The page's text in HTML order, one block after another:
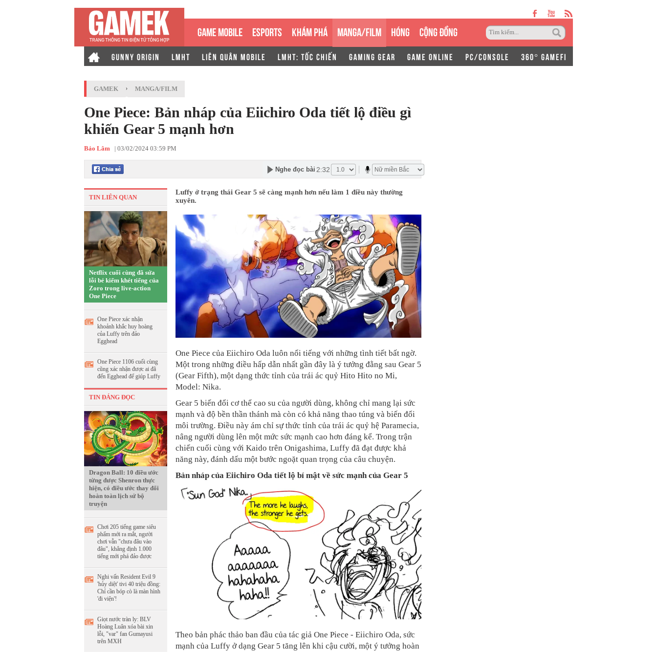
GAME MOBILE ESPORTS KHÁM PHÁ MANGA/FILM HÓNG CỘNG ĐỒNG
GUNNY ORIGIN LMHT LIÊN QUÂN MOBILE LMHT: TỐC CHIẾN GAMING GEAR GAME ONLINE PC/CONSOLE 360° GAMEFI
GAMEK › MANGA/FILM
One Piece: Bản nháp của Eiichiro Oda tiết lộ điều gì
khiến Gear 5 mạnh hơn
Bảo Lâm | 03/02/2024 03:59 PM
Nghe đọc bài 2:32
TIN LIÊN QUAN
Netflix cuối cùng đã sửa
lỗi bẻ kiếm khét tiếng của
Zoro trong live-action
One Piece
One Piece xác nhận
khoảnh khắc huy hoàng
của Luffy trên đảo
Egghead
One Piece 1106 cuối cùng
cũng xác nhận được ai đã
đến Egghead để giúp Luffy
TIN ĐÁNG ĐỌC
Dragon Ball: 10 điều ước
từng được Shenron thực
hiện, có điều ước thay đổi
hoàn toàn lịch sử bộ
truyện
Chơi 205 tiếng game siêu
phẩm mới ra mắt, người
chơi vẫn "chưa đâu vào
đâu", khẳng định 1.000
tiếng mới phá đảo được
Nghi vấn Resident Evil 9
'hủy diệt' tivi 40 triệu đồng:
Chỉ cần bóp cò là màn hình
'đi viện'!
Giọt nước tràn ly: BLV
Hoàng Luân xóa bài xin
lỗi, "var" fan Gumayusi
trên MXH
Luffy ở trạng thái Gear 5 sẽ càng mạnh hơn nếu làm 1 điều này thường
xuyên.
One Piece của Eiichiro Oda luôn nổi tiếng với những tình tiết bất ngờ.
Một trong những điều hấp dẫn nhất gần đây là ý tưởng đằng sau Gear 5
(Gear Fifth), một dạng thức tỉnh của trái ác quỷ Hito Hito no Mi,
Model: Nika.
Gear 5 biến đổi cơ thể cao su của người dùng, không chỉ mang lại sức
mạnh và độ bền thần thánh mà còn có khả năng thao túng và biến đổi
môi trường. Điều này ám chỉ sự thức tỉnh của trái ác quỷ hệ Paramecia,
nâng người dùng lên một mức sức mạnh cao hơn đáng kể. Trong trận
chiến cuối cùng với Kaido trên Onigashima, Luffy đã đạt được khả
năng này, đánh dấu một bước ngoặt quan trọng của câu chuyện.
Bản nháp của Eiichiro Oda tiết lộ bí mật về sức mạnh của Gear 5
Theo bản phác thảo ban đầu của tác giả One Piece - Eiichiro Oda, sức
mạnh của Luffy ở dạng Gear 5 tăng lên khi cậu cười, một ý tưởng hoàn